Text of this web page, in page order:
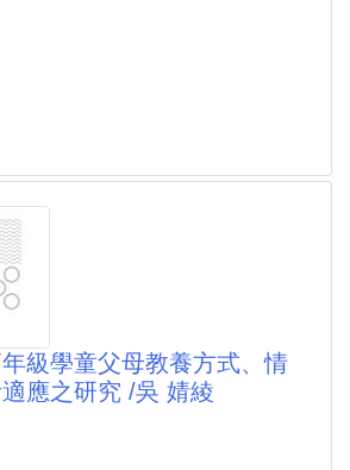
級學童父母教養方式、情
應之研究 /吳 婧綾